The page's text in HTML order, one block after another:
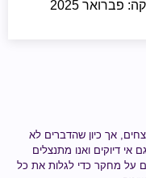
פברואר 2025
אך כיון שהדברים לא
אי דיוקים ואנו מתנצלים
על מחקר כדי לגלות את כל